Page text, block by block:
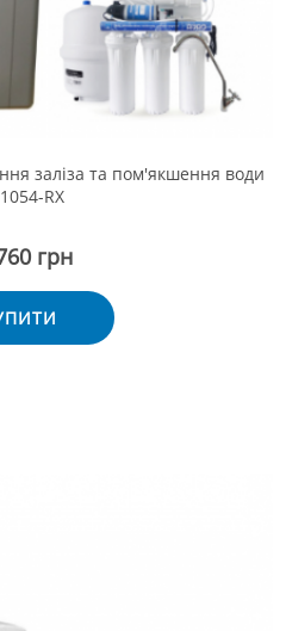
заліза та пом'якшення води
RX
грн